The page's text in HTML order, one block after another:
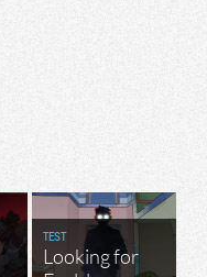
TEST
Looking for